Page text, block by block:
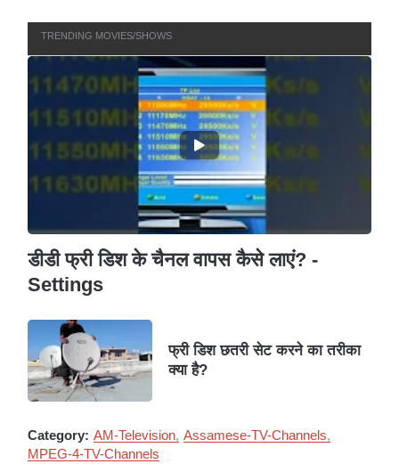
TRENDING MOVIES/SHOWS
डीडी फ्री डिश के चैनल वापस कैसे लाएं? -
Settings
फ्री डिश छतरी सेट करने का तरीका
क्या है?
Category: AM-Television Assamese-TV-Channels
MPEG-4-TV-Channels